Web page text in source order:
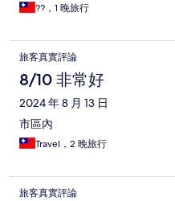
??，1 晚旅行
旅客真實評論
8/10 非常好
2024 年 8 月 13 日
市區內
Travel，2 晚旅行
旅客真實評論